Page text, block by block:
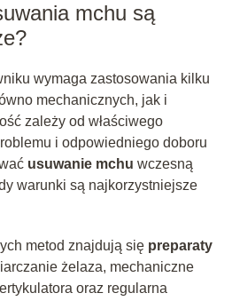
mchu są
wymaga zastosowania kilku
mechanicznych, jak i
zależy od właściwego
i odpowiedniego doboru
usuwanie mchu wczesną
warunki są najkorzystniejsze
metod znajdują się preparaty
żelaza, mechaniczne
oraz regularna